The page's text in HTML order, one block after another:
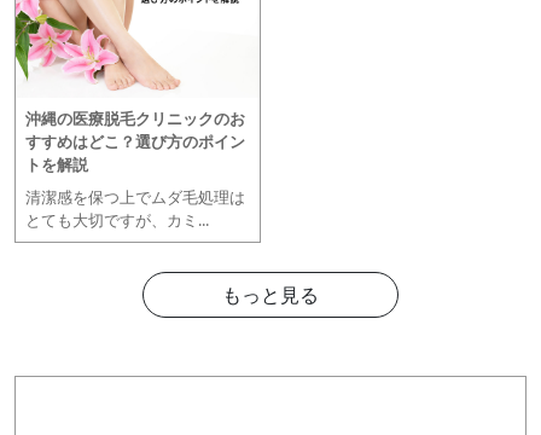
沖縄の医療脱毛クリニックのお
すすめはどこ？選び方のポイン
トを解説
清潔感を保つ上でムダ毛処理は
とても大切ですが、カミ...
もっと見る